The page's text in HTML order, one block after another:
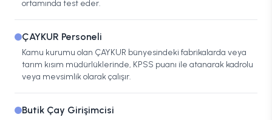
ortamında test eder.
ÇAYKUR Personeli
Kamu kurumu olan ÇAYKUR bünyesindeki fabrikalarda veya
tarım kısım müdürlüklerinde, KPSS puanı ile atanarak kadrolu
veya mevsimlik olarak çalışır.
Butik Çay Girişimcisi